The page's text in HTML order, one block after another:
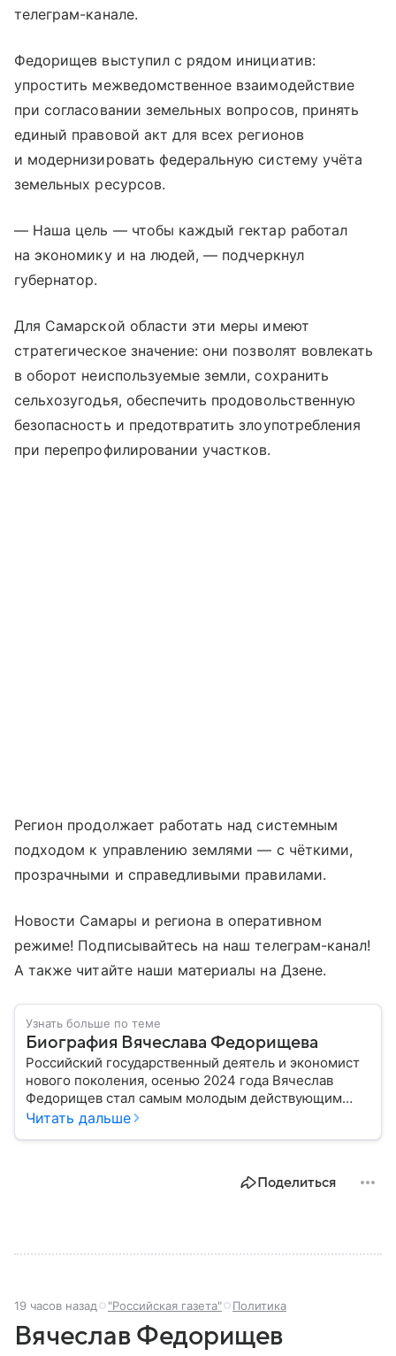
телеграм-канале.
Федорищев выступил с рядом инициатив:
упростить межведомственное взаимодействие
при согласовании земельных вопросов, принять
единый правовой акт для всех регионов
и модернизировать федеральную систему учёта
земельных ресурсов.
— Наша цель — чтобы каждый гектар работал
на экономику и на людей, — подчеркнул
губернатор.
Для Самарской области эти меры имеют
стратегическое значение: они позволят вовлекать
в оборот неиспользуемые земли, сохранить
сельхозугодья, обеспечить продовольственную
безопасность и предотвратить злоупотребления
при перепрофилировании участков.
Регион продолжает работать над системным
подходом к управлению землями — с чёткими,
прозрачными и справедливыми правилами.
Новости Самары и региона в оперативном
режиме! Подписывайтесь на наш телеграм-канал!
А также читайте наши материалы на Дзене.
Узнать больше по теме
Биография Вячеслава Федорищева
Российский государственный деятель и экономист
нового поколения, осенью 2024 года Вячеслав
Федорищев стал самым молодым действующим
главой субъекта в РФ. Возглавивший Самарскую
Читать дальше
Поделиться
19 часов назад "Российская газета" Политика
Вячеслав Федорищев